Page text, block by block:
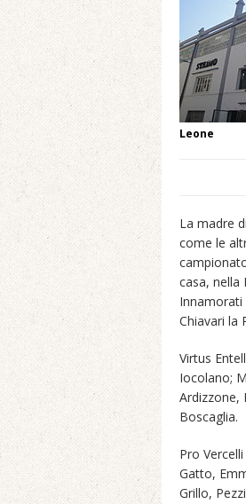
Leone
La madre
come le
casa, nella
Innamorati
Chiavari la
Virtus
Iocolano;
Ardizzone,
Boscaglia.
Pro
Gatto,
Grillo,